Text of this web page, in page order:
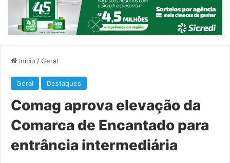
Início /Geral
Geral Destaques
Comag aprova elevação da
Comarca de Encantado para
entrância intermediária